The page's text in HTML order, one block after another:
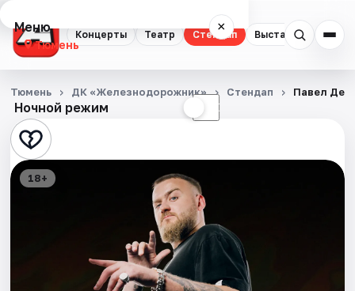
Концерты Театр Стендап Выставки
Меню ×
Тюмень
Концерты
Театр
Стендап
Ночной режим ☾
Тюмень ДК «Железнодорожник» Стендап Павел
18+